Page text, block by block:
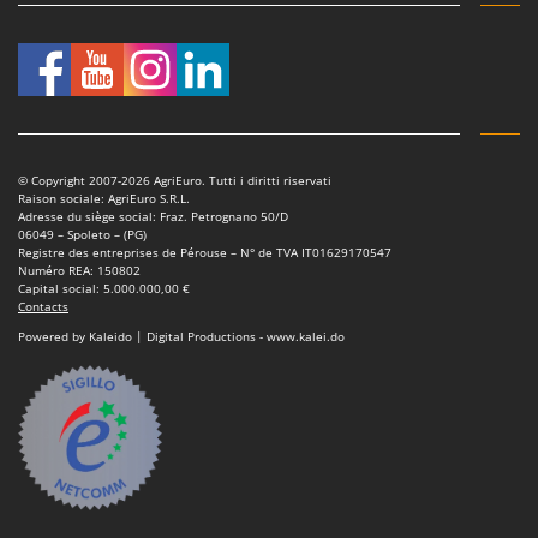
Tondeuses autoportées
Tondeuses débroussailleuses thermiques
Trancheuses
Treuils de débardage
Tronçonneuses
V
Vêtements de Sécurité
Vibroculteurs à tracteur
Lampacrescia - MGM
Landxcape
LAR Casalinghi
Lisam
Lotusgrill
M
M.A.I.BO.
Macom
Macte Ovens
Makita
MAMMAMIA
Marcato
Marina Systems
© Copyright 2007-2026 AgriEuro. Tutti i diritti riservati
Raison sociale: AgriEuro S.R.L.
Adresse du siège social: Fraz. Petrognano 50/D
06049 – Spoleto – (PG)
Registre des entreprises de Pérouse – N° de TVA IT01629170547
Numéro REA: 150802
Capital social: 5.000.000,00 €
Contacts
Powered by Kaleido | Digital Productions - www.kalei.do